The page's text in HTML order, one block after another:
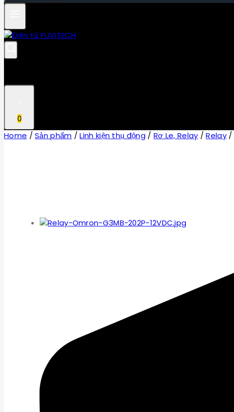
0
Home / Sản phẩm / Linh kiện thụ động / Rơ Le, Relay / Relay /